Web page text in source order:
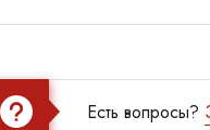
Есть вопросы?